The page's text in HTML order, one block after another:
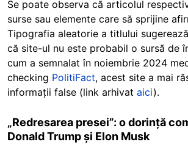
Se poate observa că articolul
surse sau elemente care să sprijine
Tipografia aleatorie a titlului
că site-ul nu este probabil o sursă de
cum a semnalat în noiembrie 2024
checking PolitiFact, acest site a mai
informații false (link arhivat aici).
„Redresarea presei”: o dorință
Donald Trump și Elon Musk